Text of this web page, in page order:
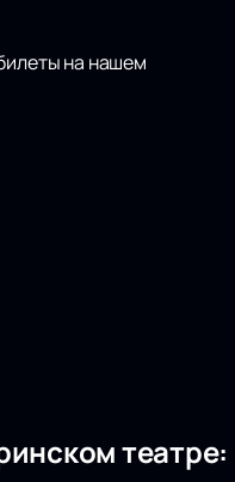
на нашем
театре: